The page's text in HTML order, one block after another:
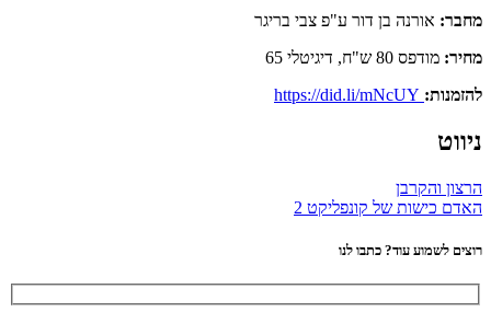
מחבר: אורנה בן דור ע"פ צבי בריגר
מחיר: מודפס 80 ש"ח, דיגיטלי 65
להזמנות:
ניווט
הרצון והקרבן
האדם כישות של קונפליקט 2
רוצים לשמוע עוד? כתבו לנו